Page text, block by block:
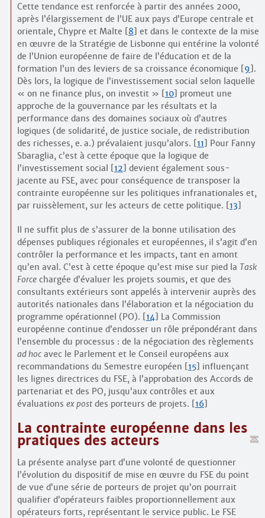
Cette tendance est renforcée à partir des années 2000,
après l’élargissement de l’UE aux pays d’Europe centrale et
orientale, Chypre et Malte
8
et dans le contexte de la mise
en œuvre de la Stratégie de Lisbonne qui entérine la volonté
de l’Union européenne de faire de l’éducation et de la
formation l’un des leviers de sa croissance économique
9 .
Dès lors, la logique de l’investissement social selon laquelle
« on ne finance plus, on investit »
10]
promeut une
approche de la gouvernance par les résultats et la
performance dans des domaines sociaux où d’autres
logiques (de solidarité, de justice sociale, de redistribution
des richesses, e. a.) prévalaient jusqu’alors.
11
Pour Fanny
Sbaraglia, c’est à cette époque que la logique de
l’investissement social
12
devient également sous-
jacente au FSE, avec pour conséquence de transposer la
contrainte européenne sur les politiques infranationales et,
par ruissèlement, sur les acteurs de cette politique.
13
Il ne suffit plus de s’assurer de la bonne utilisation des
dépenses publiques régionales et européennes, il s’agit d’en
contrôler la performance et les impacts, tant en amont
qu’en aval. C’est à cette époque qu’est mise sur pied la Task
Forcechargée d’évaluer les projets soumis, et que des
consultants extérieurs sont appelés à intervenir auprès des
autorités nationales dans l’élaboration et la négociation du
programme opérationnel (PO).
14]
La Commission
européenne continue d’endosser un rôle prépondérant dans
l’ensemble du processus : de la négociation des règlements
ad hocavec le Parlement et le Conseil européens aux
recommandations du Semestre européen
15]
influençant
les lignes directrices du FSE, à l’approbation des Accords de
partenariat et des PO, jusqu’aux contrôles et aux
évaluations ex postdes porteurs de projets. 16]
La contrainte européenne dans les
pratiques des acteurs
La présente analyse part d’une volonté de questionner
l’évolution du dispositif de mise en œuvre du FSE du point
de vue d’une série de porteurs de projet qu’on pourrait
qualifier d’opérateurs faibles proportionnellement aux
opérateurs forts, représentant le service public. Le FSE